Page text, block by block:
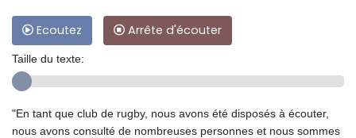
Ecoutez Arrête d'écouter
Taille du texte:
"En tant que club de rugby, nous avons été disposés à écouter,
nous avons consulté de nombreuses personnes et nous sommes